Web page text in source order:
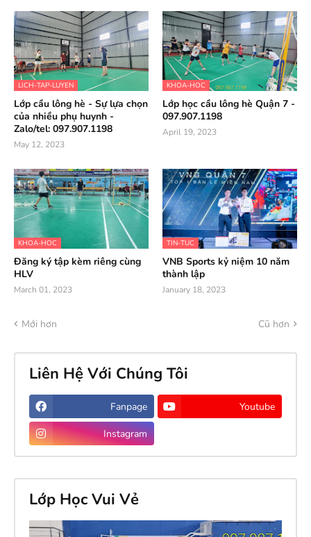
LICH-TAP-LUYEN
Lớp cầu lông hè - Sự lựa chọn
của nhiều phụ huynh -
Zalo/tel: 097.907.1198
May 12, 2023
KHOA-HOC
Lớp học cầu lông hè Quận 7 -
097.907.1198
April 19, 2023
KHOA-HOC
Đăng ký tập kèm riêng cùng
HLV
March 01, 2023
TIN-TUC
VNB Sports kỷ niệm 10 năm
thành lập
January 18, 2023
Mới hơn Cũ hơn
Liên Hệ Với Chúng Tôi
Fanpage Youtube
Instagram
Lớp Học Vui Vẻ